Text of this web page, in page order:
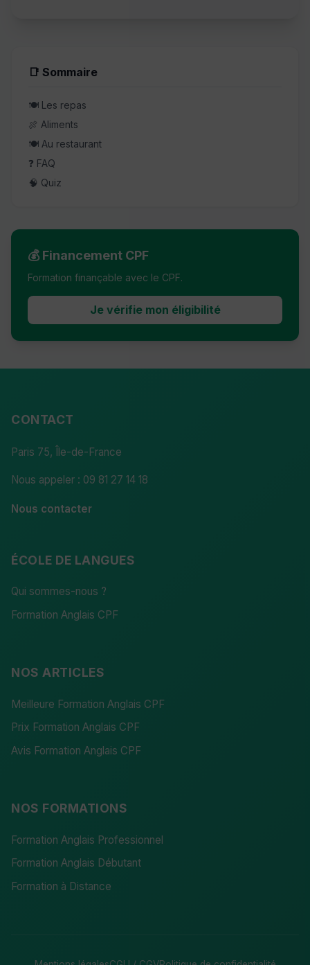
📑 Sommaire
🍽️ Les repas
🍖 Aliments
🍽️ Au restaurant
❓ FAQ
🧠 Quiz
💰 Financement CPF
Formation finançable avec le CPF.
Je vérifie mon éligibilité
CONTACT
Paris 75, Île-de-France
Nous appeler : 09 81 27 14 18
Nous contacter
ÉCOLE DE LANGUES
Qui sommes-nous ?
Formation Anglais CPF
NOS ARTICLES
Meilleure Formation Anglais CPF
Prix Formation Anglais CPF
Avis Formation Anglais CPF
NOS FORMATIONS
Formation Anglais Professionnel
Formation Anglais Débutant
Formation à Distance